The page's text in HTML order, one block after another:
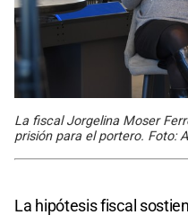
La fiscal Jorgelina Moser
prisión para el portero. Foto:
La hipótesis fiscal